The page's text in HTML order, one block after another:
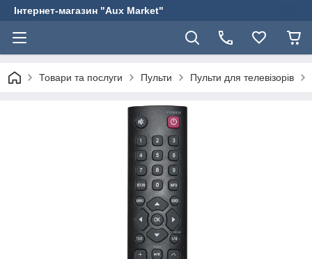
Інтернет-магазин "Aux Market"
Товари та послуги Пульти Пульти для телевізорів